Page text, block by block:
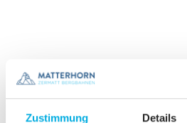
Zustimmung Details